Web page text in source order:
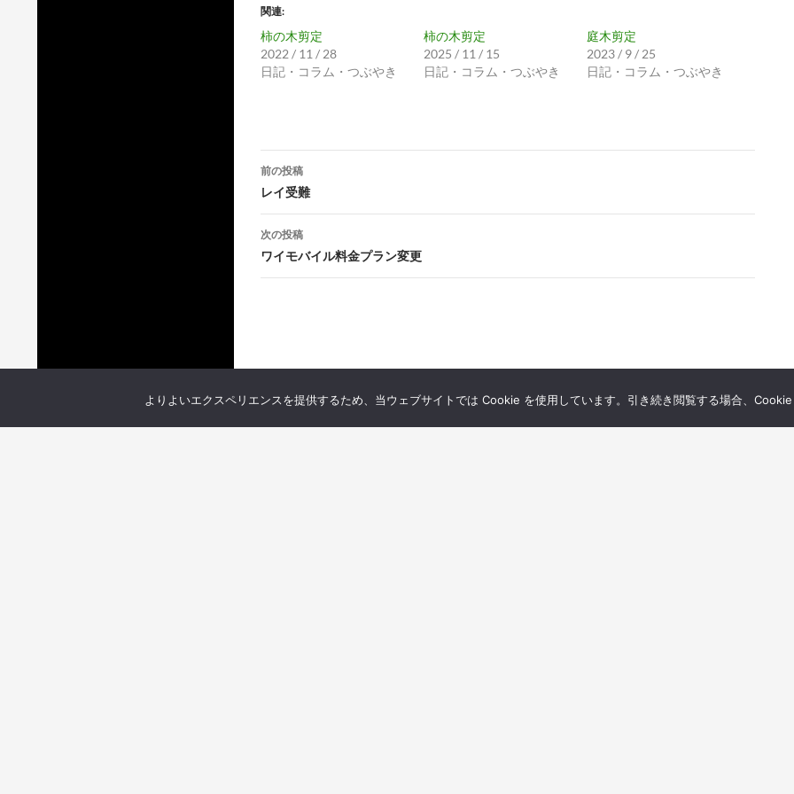
関連
柿の木剪定
2022 / 11 / 28
日記・コラム・つぶやき
柿の木剪定
2025 / 11 / 15
日記・コラム・つぶやき
庭木剪定
2023 / 9 / 25
日記・コラム・つぶやき
投
稿
ナ
ビ
ゲ
ン
前の投稿
レイ受難
次の投稿
ワイモバイル料金プラン変更
よりよいエクスペリエンスを提供するため、当ウェブサイトでは Cookie を使用しています。引き続き閲覧する場合、